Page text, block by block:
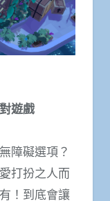
遊戲
障礙選項？
打扮之人而
！到底會讓